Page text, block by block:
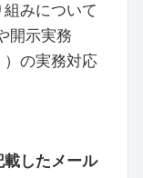
みについて
開示実務
）の実務対応
したメール